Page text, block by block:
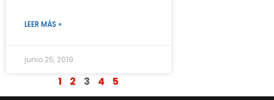
LEER MÁS »
junio 25, 2019
1 2 3 4 5